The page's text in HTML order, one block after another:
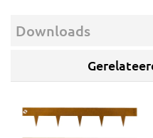
Downloads